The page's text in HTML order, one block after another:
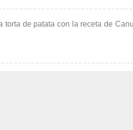
torta de patata con la receta de